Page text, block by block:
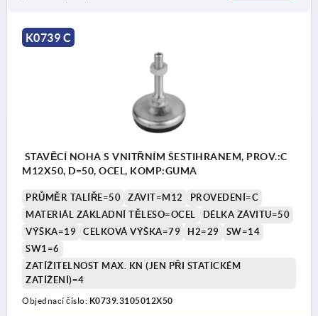
K0739 C
STAVĚCÍ NOHA S VNITŘNÍM ŠESTIHRANEM, PROV.:C
M12X50, D=50, OCEL, KOMP:GUMA
PRŮMĚR TALÍŘE=50 ZÁVIT=M12
PROVEDENÍ=C
MATERIÁL ZÁKLADNÍ TĚLESO=OCEL
DÉLKA ZÁVITU=50
VÝŠKA=19
CELKOVÁ VÝŠKA=79 H2=29
SW=14
SW1=6
ZATÍŽITELNOST MAX. KN (JEN PŘI STATICKÉM
ZATÍŽENÍ)=4
Objednací číslo: K0739.3105012X50